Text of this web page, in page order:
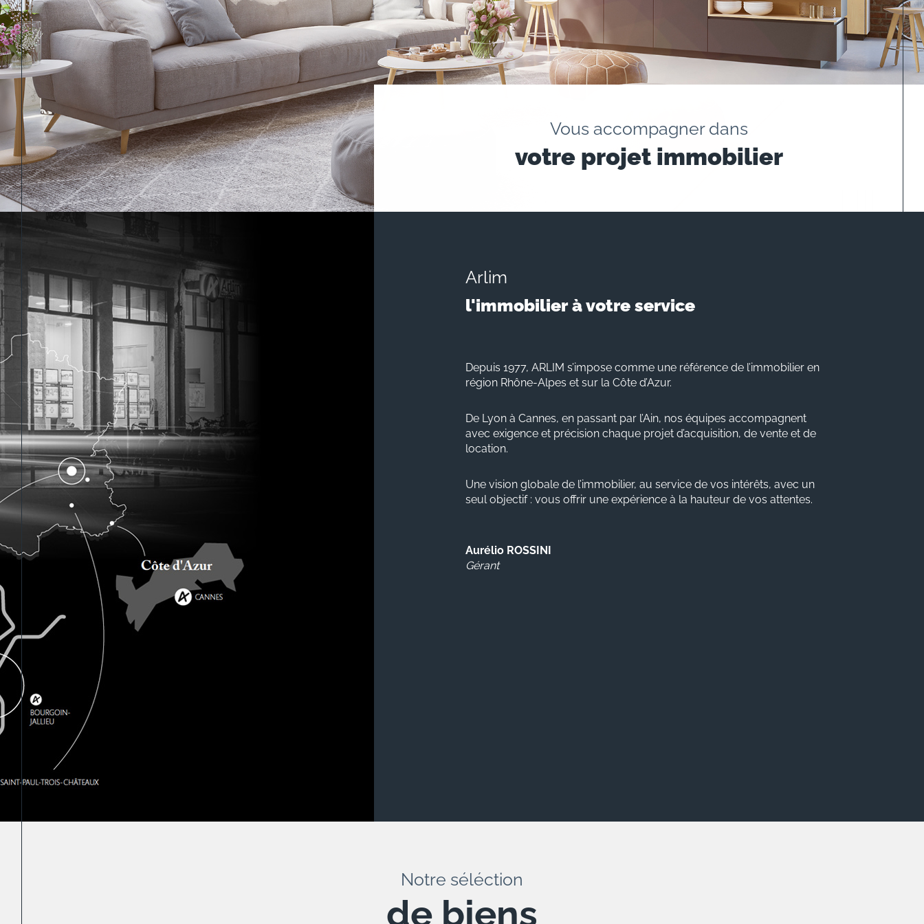
Vous accompagner dans
votre projet immobilier
Arlim
l'immobilier à votre service
Depuis 1977, ARLIM s’impose comme une référence de l’immobilier en
région Rhône-Alpes et sur la Côte d’Azur.
De Lyon à Cannes, en passant par l’Ain, nos équipes accompagnent
avec exigence et précision chaque projet d’acquisition, de vente et de
location.
Une vision globale de l’immobilier, au service de vos intérêts, avec un
seul objectif : vous offrir une expérience à la hauteur de vos attentes.
Aurélio ROSSINI
Gérant
Notre séléction
de biens